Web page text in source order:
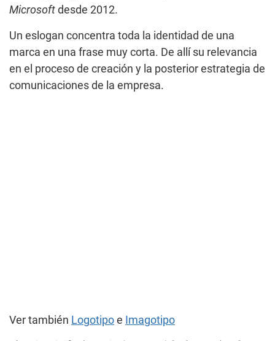
Microsoft desde 2012.
Un eslogan concentra toda la identidad de una
marca en una frase muy corta. De allí su relevancia
en el proceso de creación y la posterior estrategia de
comunicaciones de la empresa.
Ver también Logotipo e Imagotipo